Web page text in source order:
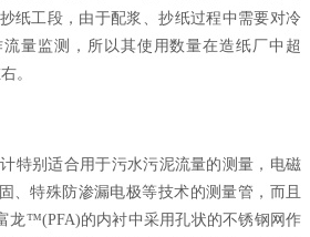
纸工段，由于配浆、抄纸过程中需要对冷
量监测，所以其使用数量在造纸厂中超
右。
特别适合用于污水污泥流量的测量，电磁
、特殊防渗漏电极等技术的测量管，而且
龙™(PFA)的内衬中采用孔状的不锈钢网作